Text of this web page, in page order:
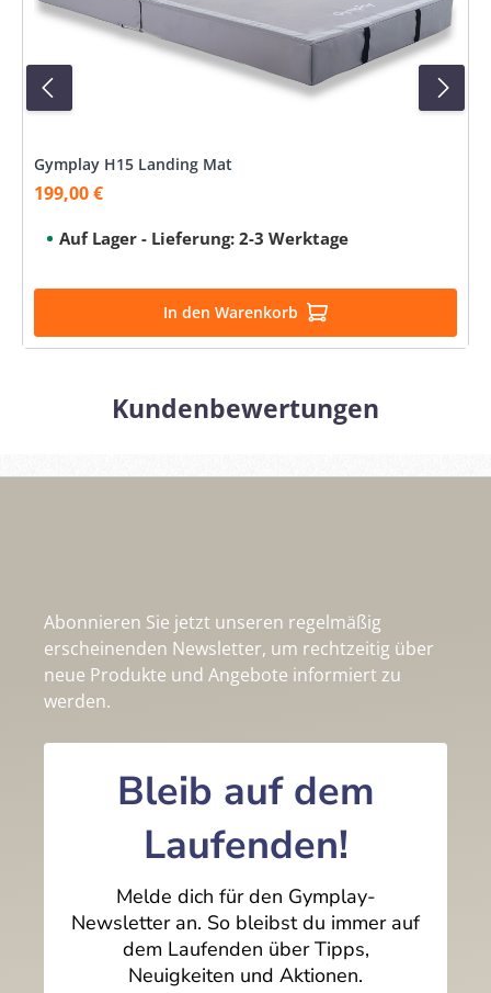
Gymplay H15 Landing Mat
Verkaufspreis:
199,00 €
Auf Lager - Lieferung: 2-3 Werktage
In den Warenkorb
Kundenbewertungen
Abonnieren Sie jetzt unseren regelmäßig
erscheinenden Newsletter, um rechtzeitig über
neue Produkte und Angebote informiert zu
werden.
Bleib auf dem
Laufenden!
Melde dich für den Gymplay-
Newsletter an. So bleibst du immer auf
dem Laufenden über Tipps,
Neuigkeiten und Aktionen.